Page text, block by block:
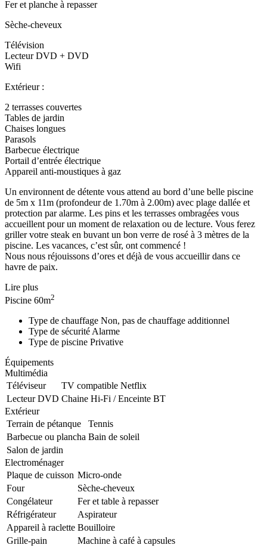
Fer et planche à repasser
Sèche-cheveux
Télévision
Lecteur DVD + DVD
Wifi
Extérieur :
2 terrasses couvertes
Tables de jardin
Chaises longues
Parasols
Barbecue électrique
Portail d’entrée électrique
Appareil anti-moustiques à gaz
Un environnent de détente vous attend au bord d’une belle piscine
de 5m x 11m (profondeur de 1.70m à 2.00m) avec plage dallée et
protection par alarme. Les pins et les terrasses ombragées vous
accueillent pour un moment de relaxation ou de lecture. Vous ferez
griller votre steak en buvant un bon verre de rosé à 3 mètres de la
piscine. Les vacances, c’est sûr, ont commencé !
Nous nous réjouissons d’ores et déjà de vous accueillir dans ce
havre de paix.
Lire plus
Piscine 60m2
Type de chauffage Non, pas de chauffage additionnel
Type de sécurité Alarme
Type de piscine Privative
Équipements
Multimédia
Téléviseur
TV compatible Netflix
Lecteur DVD Chaine Hi-Fi / Enceinte BT
Extérieur
Terrain de pétanque
Tennis
Barbecue ou plancha Bain de soleil
Salon de jardin
Electroménager
Plaque de cuisson Micro-onde
Four
Sèche-cheveux
Congélateur
Fer et table à repasser
Réfrigérateur
Aspirateur
Appareil à raclette Bouilloire
Grille-pain
Machine à café à capsules